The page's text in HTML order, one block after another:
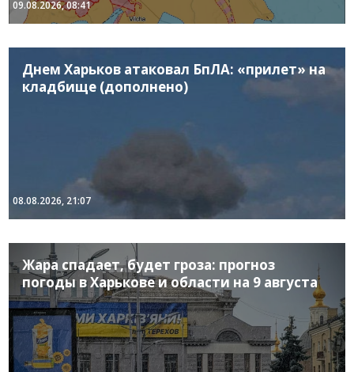
09.08.2026, 08:41
Днем Харьков атаковал БпЛА: «прилет» на
кладбище (дополнено)
08.08.2026, 21:07
Жара спадает, будет гроза: прогноз
погоды в Харькове и области на 9 августа